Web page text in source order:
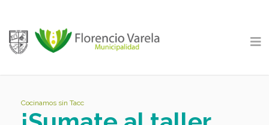
Cocinamos sin Tacc